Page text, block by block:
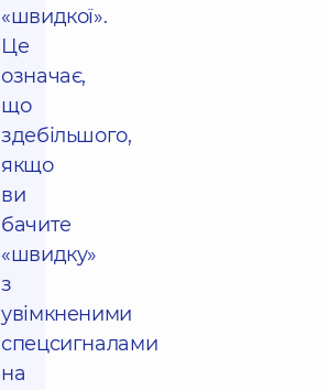
«швидкої».
Це
означає,
що
здебільшого,
якщо
ви
бачите
«швидку»
з
увімкненими
спецсигналами
на